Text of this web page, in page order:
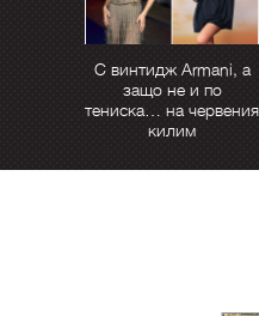
С винтидж Armani, а
защо не и по
тениска… на червения
килим